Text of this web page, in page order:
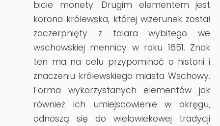
bicie monety. Drugim elementem jest
korona królewska, której wizerunek został
zaczerpnięty z talara wybitego we
wschowskiej mennicy w roku 1651. Znak
ten ma na celu przypominać o historii i
znaczeniu królewskiego miasta Wschowy.
Forma wykorzystanych elementów jak
również ich umiejscowienie w okręgu,
odnoszą się do wielowiekowej tradycji